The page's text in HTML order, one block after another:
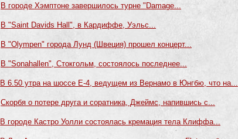
В городе Хэмптоне завершилось турне "Damage...
В "Saint Davids Hall", в Кардиффе, Уэльс...
В "Olympen" города Лунд (Швеция) прошел концерт...
В "Sonahallen", Стокгольм, состоялось последнее...
В 6.50 утра на шоссе Е-4, ведущем из Вернамо в Юнгбю, что на...
Скорбя о потере друга и соратника, Джеймс, напившись с...
В городе Кастро Уолли состоялась кремация тела Клиффа...